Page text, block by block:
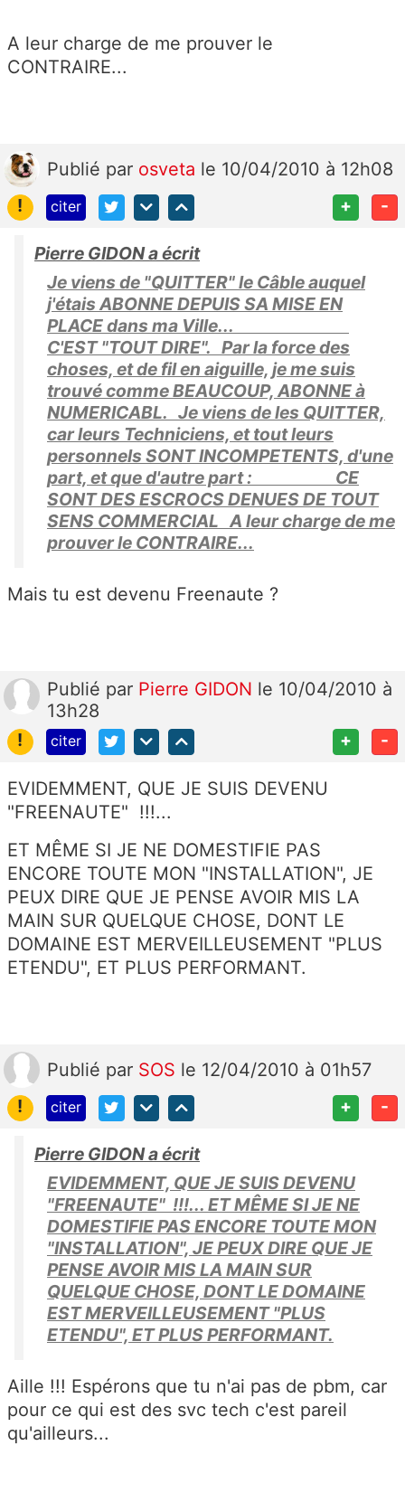
A leur charge de me prouver le
CONTRAIRE...
Publié par osveta le 10/04/2010 à 12h08
!
citer + -
Pierre GIDON a écrit
Je viens de "QUITTER" le Câble auquel
j'étais ABONNE DEPUIS SA MISE EN
PLACE dans ma Ville...
C'EST "TOUT DIRE". Par la force des
choses, et de fil en aiguille, je me suis
trouvé comme BEAUCOUP, ABONNE à
NUMERICABL. Je viens de les QUITTER,
car leurs Techniciens, et tout leurs
personnels SONT INCOMPETENTS, d'une
part, et que d'autre part : CE
SONT DES ESCROCS DENUES DE TOUT
SENS COMMERCIAL A leur charge de me
prouver le CONTRAIRE...
Mais tu est devenu Freenaute ?
Publié par Pierre GIDON le 10/04/2010 à
13h28
!
citer + -
EVIDEMMENT, QUE JE SUIS DEVENU
"FREENAUTE" !!!...
ET MÊME SI JE NE DOMESTIFIE PAS
ENCORE TOUTE MON "INSTALLATION", JE
PEUX DIRE QUE JE PENSE AVOIR MIS LA
MAIN SUR QUELQUE CHOSE, DONT LE
DOMAINE EST MERVEILLEUSEMENT "PLUS
ETENDU", ET PLUS PERFORMANT.
Publié par SOS le 12/04/2010 à 01h57
!
citer + -
Pierre GIDON a écrit
EVIDEMMENT, QUE JE SUIS DEVENU
"FREENAUTE" !!!... ET MÊME SI JE NE
DOMESTIFIE PAS ENCORE TOUTE MON
"INSTALLATION", JE PEUX DIRE QUE JE
PENSE AVOIR MIS LA MAIN SUR
QUELQUE CHOSE, DONT LE DOMAINE
EST MERVEILLEUSEMENT "PLUS
ETENDU", ET PLUS PERFORMANT.
Aille !!! Espérons que tu n'ai pas de pbm, car
pour ce qui est des svc tech c'est pareil
qu'ailleurs...